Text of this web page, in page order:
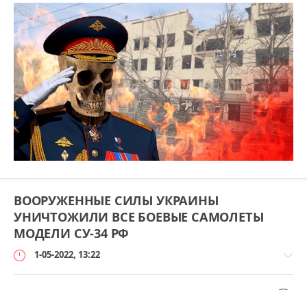
ВООРУЖЕННЫЕ СИЛЫ УКРАИНЫ
УНИЧТОЖИЛИ ВСЕ БОЕВЫЕ САМОЛЕТЫ
МОДЕЛИ СУ-34 РФ
1-05-2022, 13:22